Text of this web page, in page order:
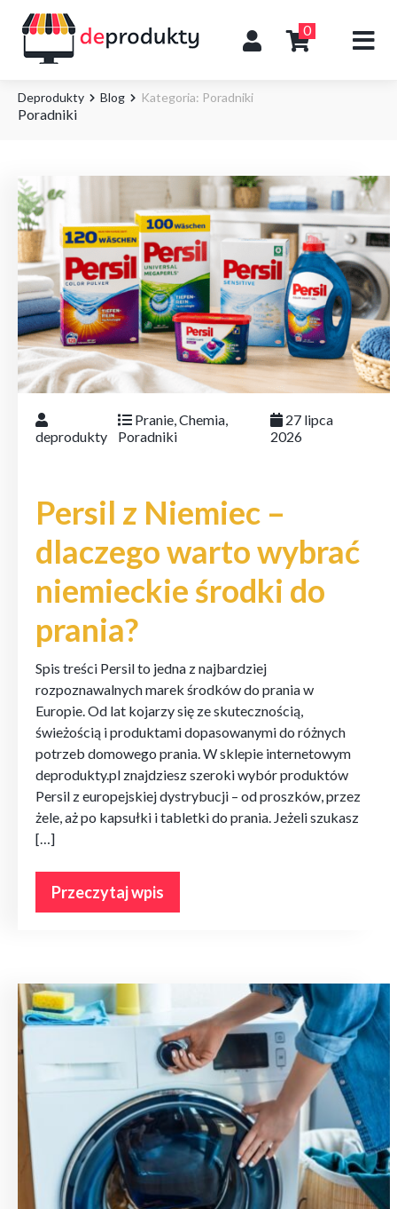
0
Deprodukty Blog Kategoria: Poradniki
Poradniki
deprodukty
Pranie,Chemia,
Poradniki
27 lipca
2026
Persil z Niemiec –
dlaczego warto wybrać
niemieckie środki do
prania?
Spis treści Persil to jedna z najbardziej
rozpoznawalnych marek środków do prania w
Europie. Od lat kojarzy się ze skutecznością,
świeżością i produktami dopasowanymi do różnych
potrzeb domowego prania. W sklepie internetowym
deprodukty.pl znajdziesz szeroki wybór produktów
Persil z europejskiej dystrybucji – od proszków, przez
żele, aż po kapsułki i tabletki do prania. Jeżeli szukasz
[…]
Przeczytaj wpis